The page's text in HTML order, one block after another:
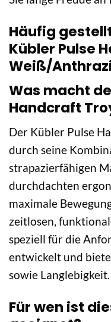
Häufig
Kübler Pulse
Weiß/
Was macht
Handcraft
Der Kübler Pulse
durch seine
strapazierfähigen
durchdachten
maximale
zeitlosen,
speziell für die
entwickelt und
sowie Langlebigkeit.
Für wen ist